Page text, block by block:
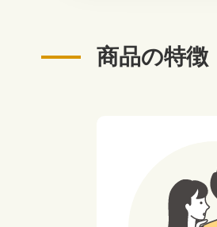
商品の特徴